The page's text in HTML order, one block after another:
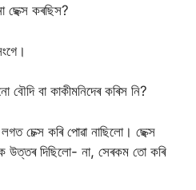
কৰছিস?
বা কাকীমনিদেৰ কৰিস নি?
চেক্স কৰি পোৱা নাছিলো। ছেক্স
উত্তৰ দিছিলো- না, সেৰকম তো কৰি